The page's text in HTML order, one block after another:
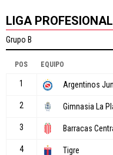
LIGA PROFESIONAL